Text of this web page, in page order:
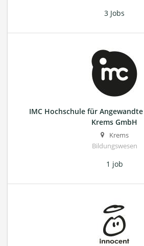
3 Jobs
IMC Hochschule für
Krems GmbH
Krems
Bildungswesen
1 job